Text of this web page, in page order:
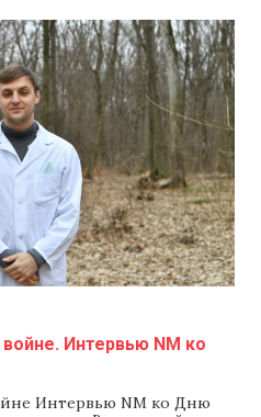
Интервью NM ко
Интервью NM ко Дню